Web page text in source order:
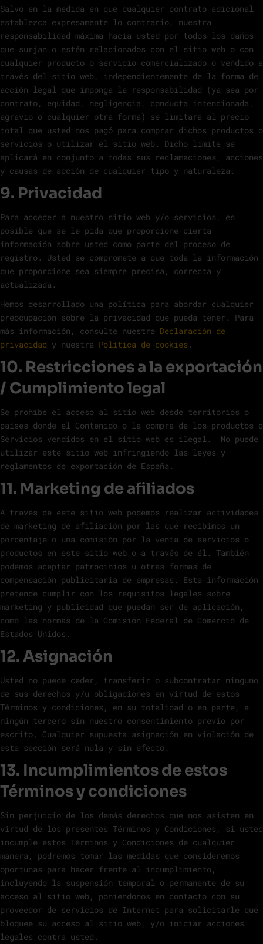
Salvo en la medida en que cualquier contrato adicional
establezca expresamente lo contrario, nuestra
responsabilidad máxima hacia usted por todos los daños
que surjan o estén relacionados con el sitio web o con
cualquier producto o servicio comercializado o vendido a
través del sitio web, independientemente de la forma de
acción legal que imponga la responsabilidad (ya sea por
contrato, equidad, negligencia, conducta intencionada,
agravio o cualquier otra forma) se limitará al precio
total que usted nos pagó para comprar dichos productos o
servicios o utilizar el sitio web. Dicho límite se
aplicará en conjunto a todas sus reclamaciones, acciones
y causas de acción de cualquier tipo y naturaleza.
9. Privacidad
Para acceder a nuestro sitio web y/o servicios, es
posible que se le pida que proporcione cierta
información sobre usted como parte del proceso de
registro. Usted se compromete a que toda la información
que proporcione sea siempre precisa, correcta y
actualizada.
Hemos desarrollado una política para abordar cualquier
preocupación sobre la privacidad que pueda tener. Para
más información, consulte nuestra Declaración de
privacidad y nuestra Política de cookies .
10. Restricciones a la exportación
/ Cumplimiento legal
Se prohíbe el acceso al sitio web desde territorios o
países donde el Contenido o la compra de los productos o
Servicios vendidos en el sitio web es ilegal. No puede
utilizar este sitio web infringiendo las leyes y
reglamentos de exportación de España.
11. Marketing de afiliados
A través de este sitio web podemos realizar actividades
de marketing de afiliación por las que recibimos un
porcentaje o una comisión por la venta de servicios o
productos en este sitio web o a través de él. También
podemos aceptar patrocinios u otras formas de
compensación publicitaria de empresas. Esta información
pretende cumplir con los requisitos legales sobre
marketing y publicidad que puedan ser de aplicación,
como las normas de la Comisión Federal de Comercio de
Estados Unidos.
12. Asignación
Usted no puede ceder, transferir o subcontratar ninguno
de sus derechos y/u obligaciones en virtud de estos
Términos y condiciones, en su totalidad o en parte, a
ningún tercero sin nuestro consentimiento previo por
escrito. Cualquier supuesta asignación en violación de
esta sección será nula y sin efecto.
13. Incumplimientos de estos
Términos y condiciones
Sin perjuicio de los demás derechos que nos asisten en
virtud de los presentes Términos y Condiciones, si usted
incumple estos Términos y Condiciones de cualquier
manera, podremos tomar las medidas que consideremos
oportunas para hacer frente al incumplimiento,
incluyendo la suspensión temporal o permanente de su
acceso al sitio web, poniéndonos en contacto con su
proveedor de servicios de Internet para solicitarle que
bloquee su acceso al sitio web, y/o iniciar acciones
legales contra usted.